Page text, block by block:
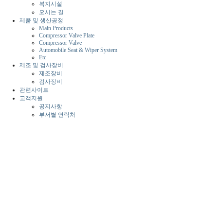
복지시설
오시는 길
제품 및 생산공정
Main Products
Compressor Valve Plate
Compressor Valve
Automobile Seat & Wiper System
Etc
제조 및 검사장비
제조장비
검사장비
관련사이트
고객지원
공지사항
부서별 연락처